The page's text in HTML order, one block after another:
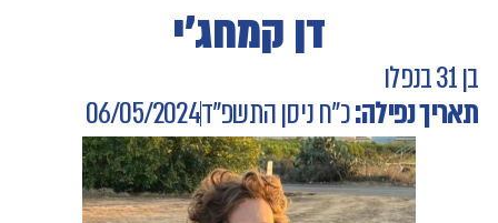
דן קמחג'י
בן 31 בנפלו
תאריך נפילה:כ"ח ניסן התשפ"ד06/05/2024